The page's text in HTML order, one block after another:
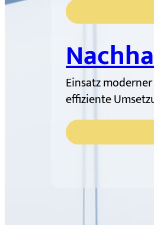
Einsatz
effiziente